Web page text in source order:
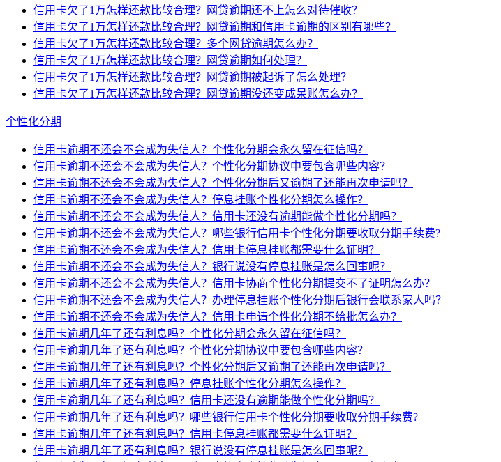
信用卡欠了1万怎样还款比较合理？网贷逾期还不上怎么对待催收？
信用卡欠了1万怎样还款比较合理？网贷逾期和信用卡逾期的区别有哪些？
信用卡欠了1万怎样还款比较合理？多个网贷逾期怎么办？
信用卡欠了1万怎样还款比较合理？网贷逾期如何处理？
信用卡欠了1万怎样还款比较合理？网贷逾期被起诉了怎么处理？
信用卡欠了1万怎样还款比较合理？网贷逾期没还变成呆账怎么办？
个性化分期
信用卡逾期不还会不会成为失信人？个性化分期会永久留在征信吗？
信用卡逾期不还会不会成为失信人？个性化分期协议中要包含哪些内容？
信用卡逾期不还会不会成为失信人？个性化分期后又逾期了还能再次申请吗？
信用卡逾期不还会不会成为失信人？停息挂账个性化分期怎么操作？
信用卡逾期不还会不会成为失信人？信用卡还没有逾期能做个性化分期吗？
信用卡逾期不还会不会成为失信人？哪些银行信用卡个性化分期要收取分期手续费?
信用卡逾期不还会不会成为失信人？信用卡停息挂账都需要什么证明？
信用卡逾期不还会不会成为失信人？银行说没有停息挂账是怎么回事呢？
信用卡逾期不还会不会成为失信人？信用卡协商个性化分期提交不了证明怎么办？
信用卡逾期不还会不会成为失信人？办理停息挂账个性化分期后银行会联系家人吗？
信用卡逾期不还会不会成为失信人？信用卡申请个性化分期不给批怎么办？
信用卡逾期几年了还有利息吗？个性化分期会永久留在征信吗？
信用卡逾期几年了还有利息吗？个性化分期协议中要包含哪些内容？
信用卡逾期几年了还有利息吗？个性化分期后又逾期了还能再次申请吗？
信用卡逾期几年了还有利息吗？停息挂账个性化分期怎么操作？
信用卡逾期几年了还有利息吗？信用卡还没有逾期能做个性化分期吗？
信用卡逾期几年了还有利息吗？哪些银行信用卡个性化分期要收取分期手续费?
信用卡逾期几年了还有利息吗？信用卡停息挂账都需要什么证明？
信用卡逾期几年了还有利息吗？银行说没有停息挂账是怎么回事呢？